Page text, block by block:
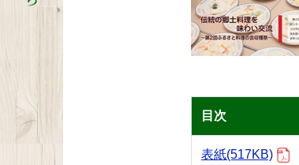
目次
表紙(517KB)